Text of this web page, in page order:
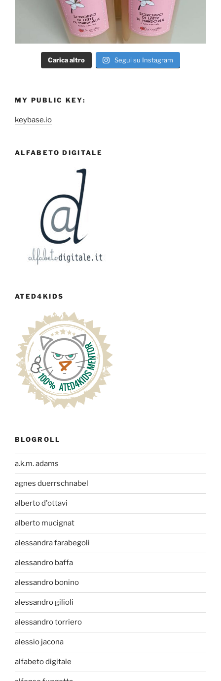
Carica altro Segui su Instagram
MY PUBLIC KEY:
keybase.io
ALFABETO DIGITALE
ATED4KIDS
BLOGROLL
a.k.m. adams
agnes duerrschnabel
alberto d'ottavi
alberto mucignat
alessandra farabegoli
alessandro baffa
alessandro bonino
alessandro gilioli
alessandro torriero
alessio jacona
alfabeto digitale